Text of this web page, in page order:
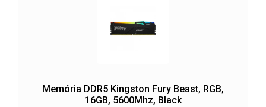
Memória DDR5 Kingston Fury Beast, RGB,
16GB, 5600Mhz, Black